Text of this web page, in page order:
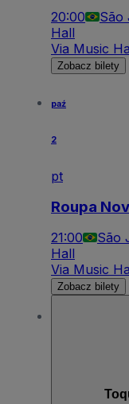
20:00 São
Hall
Via Music
Zobacz bilety
paź
2
pt
Roupa
21:00 São
Hall
Via Music
Zobacz bilety